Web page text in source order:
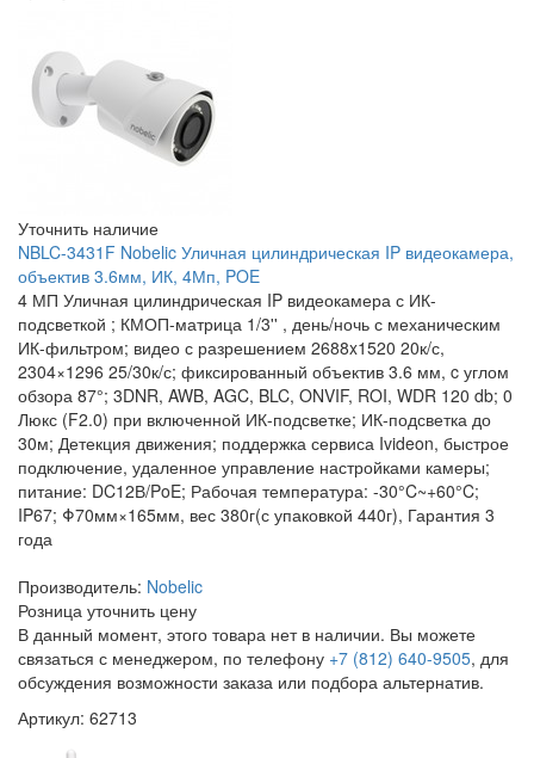
Уточнить наличие
NBLC-3431F Nobelic Уличная цилиндрическая IP видеокамера,
объектив 3.6мм, ИК, 4Мп, POE
4 МП Уличная цилиндрическая IP видеокамера с ИК-
подсветкой ; КМОП-матрица 1/3'' , день/ночь с механическим
ИК-фильтром; видео с разрешением 2688x1520 20к/с,
2304×1296 25/30к/с; фиксированный объектив 3.6 мм, c углом
обзора 87°; 3DNR, AWB, AGC, BLC, ONVIF, ROI, WDR 120 db; 0
Люкс (F2.0) при включенной ИК-подсветке; ИК-подсветка до
30м; Детекция движения; поддержка сервиса Ivideon, быстрое
подключение, удаленное управление настройками камеры;
питание: DC12В/PoE; Рабочая температура: -30°C~+60°C;
IP67; Φ70мм×165мм, вес 380г(с упаковкой 440г), Гарантия 3
года
Производитель: Nobelic
Розница уточнить цену
В данный момент, этого товара нет в наличии. Вы можете
связаться с менеджером, по телефону +7 (812) 640-9505, для
обсуждения возможности заказа или подбора альтернатив.
Артикул: 62713